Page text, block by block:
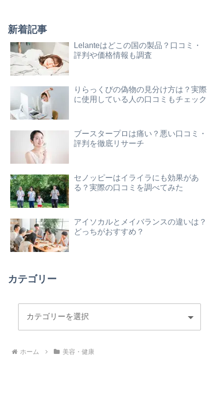
新着記事
Lelanteはどこの国の製品？口コミ・
評判や価格情報も調査
りらっくびの偽物の見分け方は？実際
に使用している人の口コミもチェック
ブースタープロは痛い？悪い口コミ・
評判を徹底リサーチ
セノッピーはイライラにも効果があ
る？実際の口コミを調べてみた
アイソカルとメイバランスの違いは？
どっちがおすすめ？
カテゴリー
ホーム 美容・健康